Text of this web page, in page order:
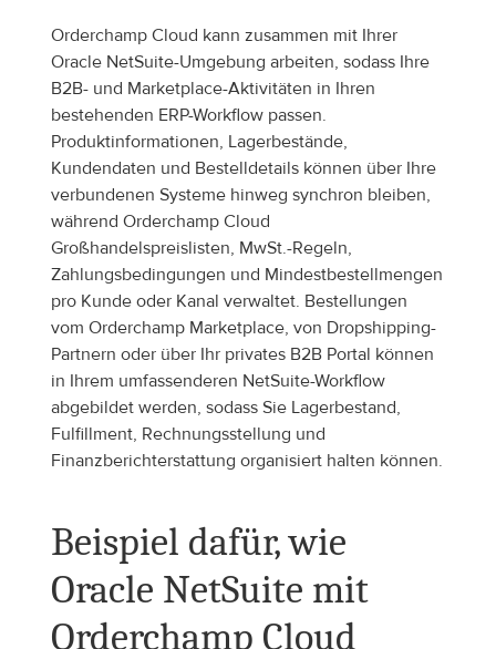
Orderchamp Cloud kann zusammen mit Ihrer
Oracle NetSuite-Umgebung arbeiten, sodass Ihre
B2B- und Marketplace-Aktivitäten in Ihren
bestehenden ERP-Workflow passen.
Produktinformationen, Lagerbestände,
Kundendaten und Bestelldetails können über Ihre
verbundenen Systeme hinweg synchron bleiben,
während Orderchamp Cloud
Großhandelspreislisten, MwSt.-Regeln,
Zahlungsbedingungen und Mindestbestellmengen
pro Kunde oder Kanal verwaltet. Bestellungen
vom Orderchamp Marketplace, von Dropshipping-
Partnern oder über Ihr privates B2B Portal können
in Ihrem umfassenderen NetSuite-Workflow
abgebildet werden, sodass Sie Lagerbestand,
Fulfillment, Rechnungsstellung und
Finanzberichterstattung organisiert halten können.
Beispiel dafür, wie
Oracle NetSuite mit
Orderchamp Cloud